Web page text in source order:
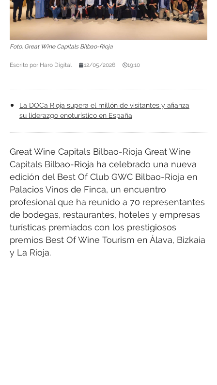
Foto: Great Wine Capitals Bilbao-Rioja
Escrito por Haro Digital 12/05/2026 19:10
La DOCa Rioja supera el millón de visitantes y afianza
su liderazgo enoturístico en España
Great Wine Capitals Bilbao-Rioja Great Wine
Capitals Bilbao-Rioja ha celebrado una nueva
edición del Best Of Club GWC Bilbao-Rioja en
Palacios Vinos de Finca, un encuentro
profesional que ha reunido a 70 representantes
de bodegas, restaurantes, hoteles y empresas
turísticas premiados con los prestigiosos
premios Best Of Wine Tourism en Álava, Bizkaia
y La Rioja.